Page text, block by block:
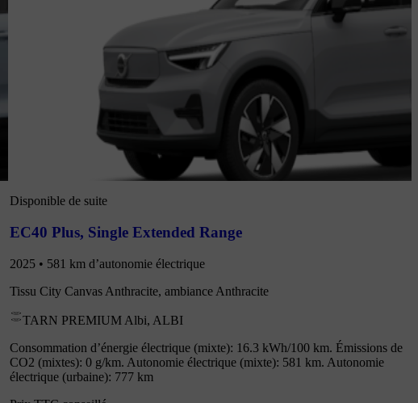
Disponible de suite
EC40 Plus, Single Extended Range
2025 • 581 km d’autonomie électrique
Tissu City Canvas Anthracite, ambiance Anthracite
TARN PREMIUM Albi, ALBI
Consommation d’énergie électrique (mixte): 16.3 kWh/100 km. Émissions de
CO2 (mixtes): 0 g/km. Autonomie électrique (mixte): 581 km. Autonomie
électrique (urbaine): 777 km